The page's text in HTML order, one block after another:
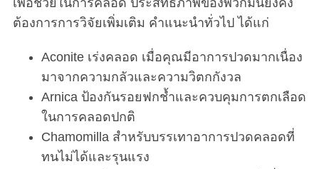
เพื่อช่วยในการคลอด ประสิทธิภาพของพวกมันยังคง
ต้องการการวิจัยเพิ่มเติม คำแนะนำทั่วไป ได้แก่
Aconite เร่งคลอด เมื่อคุณมีอาการปวดมากเนื่อง
มาจากความกลัวและความวิตกกังวล
Arnica ป้องกันรอยฟกช้ำและควบคุมการตกเลือด
ในการคลอดปกติ
Chamomilla สำหรับบรรเทาอาการปวดคลอดที่
ทนไม่ได้และรุนแรง